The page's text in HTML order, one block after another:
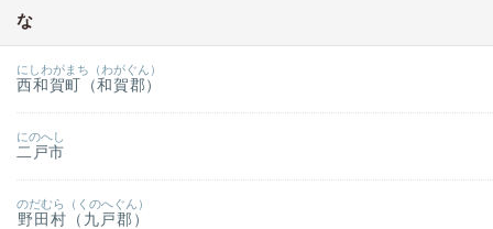
な
西和賀町（和賀郡）
にしわがまち（わがぐん）
二戸市
にのへし
野田村（九戸郡）
のだむら（くのへぐん）